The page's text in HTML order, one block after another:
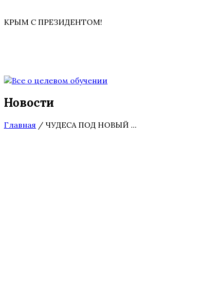
КРЫМ С ПРЕЗИДЕНТОМ!
Новости
Главная / ЧУДЕСА ПОД НОВЫЙ ...